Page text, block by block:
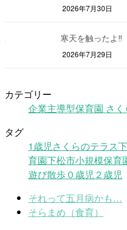
2026年7月30日
寒天を触ったよ‼
2026年7月29日
カテゴリー
企業主導型保育園 さ
タグ
1歳児さくらのテラス
育園下松市小規模保育
遊び散歩０歳児 ２歳児
それって五月病かも…
そらまめ（食育）